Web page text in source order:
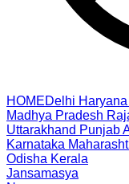
HOMEDelhi Haryana
Madhya Pradesh
Uttarakhand Punjab
Karnataka
Odisha Kerala
Jansamasya